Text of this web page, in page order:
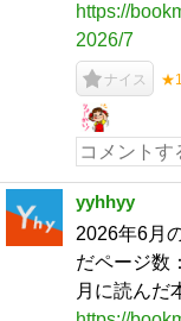
https://
2026/7
ナイス ★1
yyhhyy
2026年6月
だページ数
月に読んだ